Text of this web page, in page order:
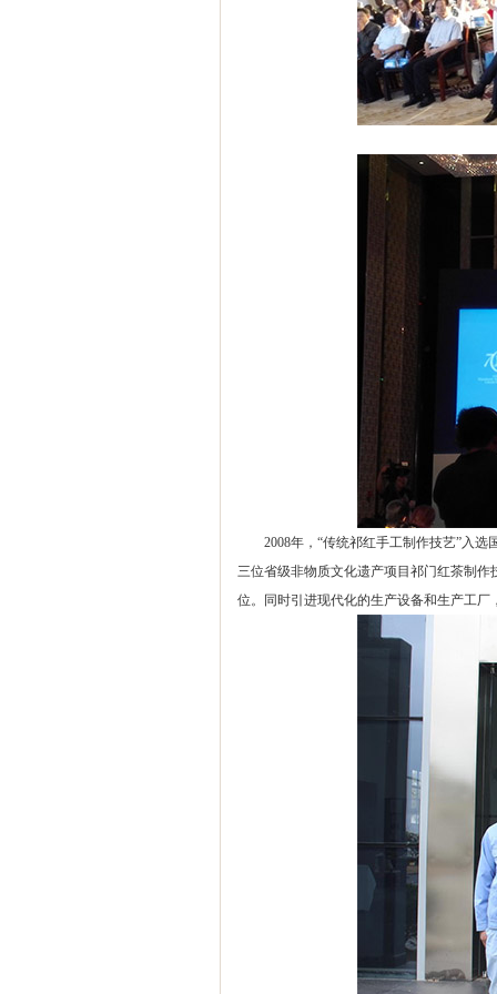
2008年，“传统祁红手工制作技艺”入
三位省级非物质文化遗产项目祁门红茶制
位。同时引进现代化的生产设备和生产工